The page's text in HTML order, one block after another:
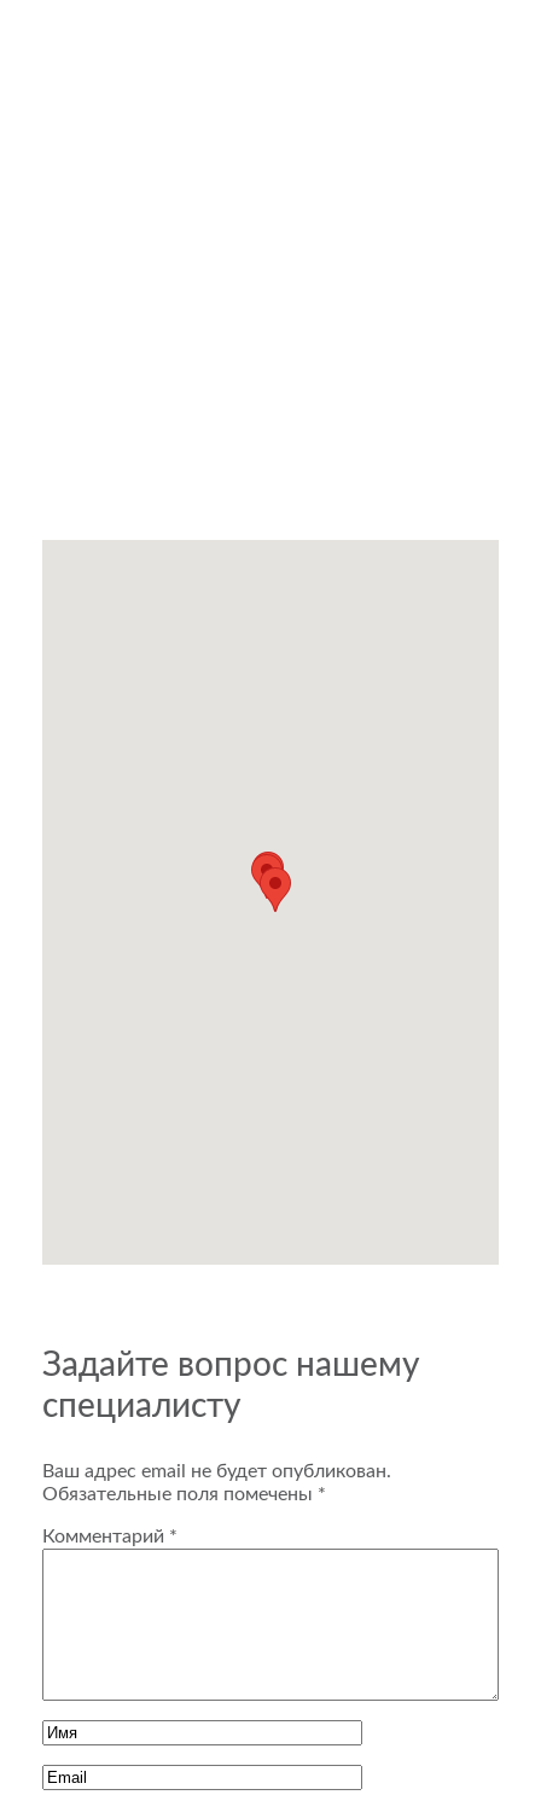
Задайте вопрос нашему
специалисту
Ваш адрес email не будет опубликован.
Обязательные поля помечены *
Комментарий *